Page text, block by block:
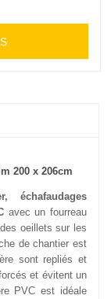
200 x 206cm
échafaudages
avec un fourreau
oeillets sur les
de chantier est
sont repliés et
et évitent un
PVC est idéale